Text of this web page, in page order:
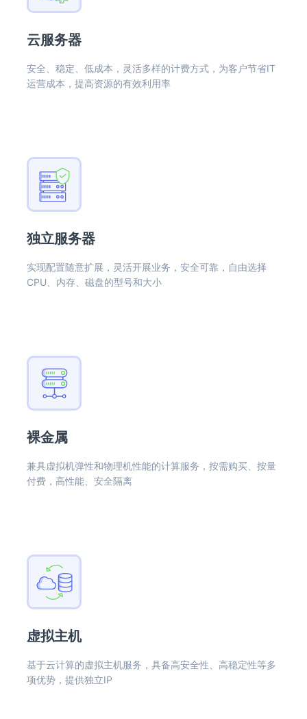
云服务器
安全、稳定、低成本，灵活多样的计费方式，为客户节省IT
运营成本，提高资源的有效利用率
独立服务器
实现配置随意扩展，灵活开展业务，安全可靠，自由选择
CPU、内存、磁盘的型号和大小
裸金属
兼具虚拟机弹性和物理机性能的计算服务，按需购买、按量
付费，高性能、安全隔离
虚拟主机
基于云计算的虚拟主机服务，具备高安全性、高稳定性等多
项优势，提供独立IP